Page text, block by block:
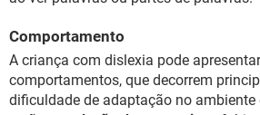
Comportamento
A criança com dislexia pode
comportamentos, que decorrem
dificuldade de adaptação no ambiente